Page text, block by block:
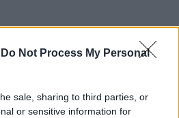
Do Not Process My Personal
sale, sharing to third parties, or
or sensitive information for
RTL.hu az elsők között